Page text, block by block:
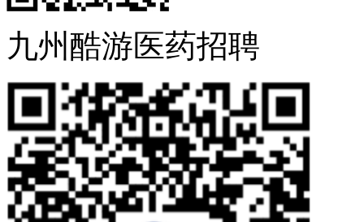
九州酷游医药招聘